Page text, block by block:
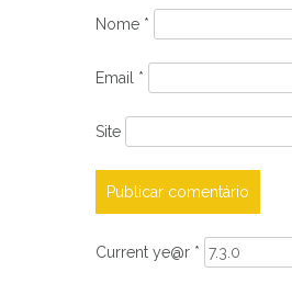
Nome *
Email *
Site
Current ye@r *